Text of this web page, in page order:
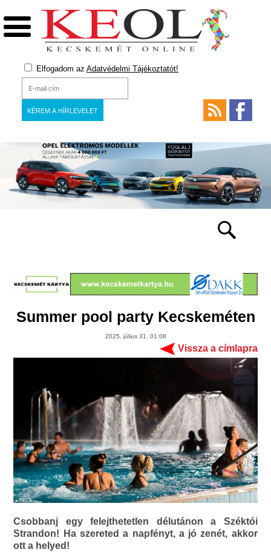
Elfogadom az Adatvédelmi Tájékoztatót!
Summer pool party Kecskeméten
2025. július 31. 01:08
Vissza a címlapra
Csobbanj egy felejthetetlen délutánon a Széktói
Strandon! Ha szereted a napfényt, a jó zenét, akkor
ott a helyed!